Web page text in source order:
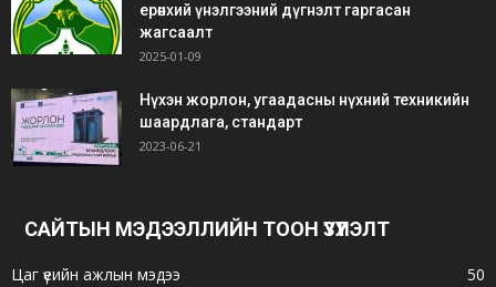
ерөнхий үнэлгээний дүгнэлт гаргасан
жагсаалт
2025-01-09
Нүхэн жорлон, угаадасны нүхний техникийн
шаардлага, стандарт
2023-06-21
САЙТЫН МЭДЭЭЛЛИЙН ТООН ҮЗҮҮЛЭЛТ
Цаг үеийн ажлын мэдээ
50